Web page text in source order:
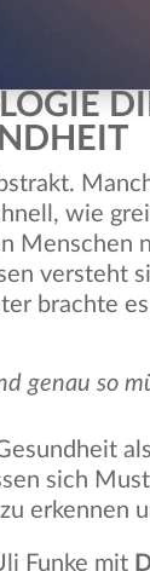
wie
Menschen
versteht
brachte
genau so
sich
erkennen
Funke mit